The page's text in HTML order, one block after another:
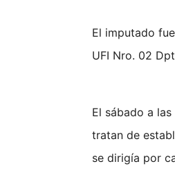
El imputado
UFI Nro. 02
El sábado a
tratan de
se dirigía por